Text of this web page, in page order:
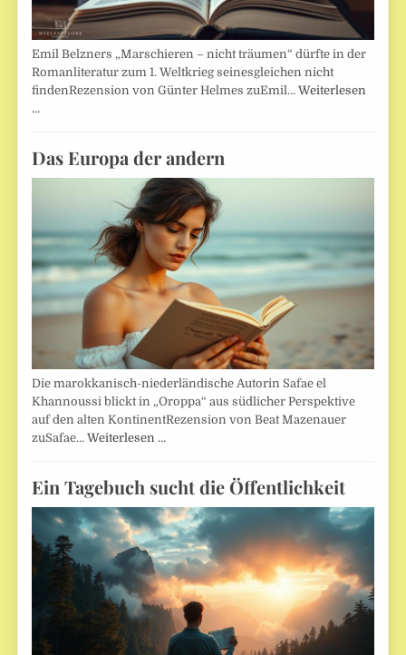
Emil Belzners „Marschieren – nicht träumen“ dürfte in der
Romanliteratur zum 1. Weltkrieg seinesgleichen nicht
findenRezension von Günter Helmes zuEmil…Weiterlesen
…
Das Europa der andern
Die marokkanisch-niederländische Autorin Safae el
Khannoussi blickt in „Oroppa“ aus südlicher Perspektive
auf den alten KontinentRezension von Beat Mazenauer
zuSafae…Weiterlesen …
Ein Tagebuch sucht die Öffentlichkeit